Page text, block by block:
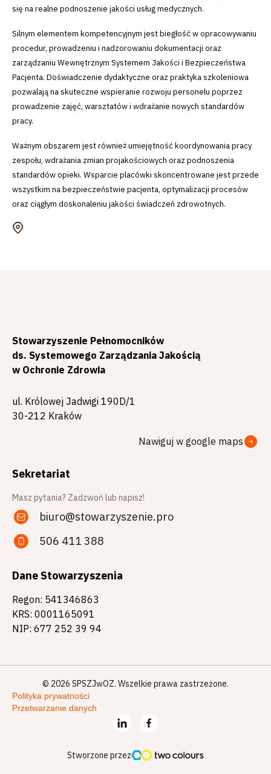
się na realne podnoszenie jakości usług medycznych.
Silnym elementem kompetencyjnym jest biegłość w opracowywaniu
procedur, prowadzeniu i nadzorowaniu dokumentacji oraz
zarządzaniu Wewnętrznym Systemem Jakości i Bezpieczeństwa
Pacjenta. Doświadczenie dydaktyczne oraz praktyka szkoleniowa
pozwalają na skuteczne wspieranie rozwoju personelu poprzez
prowadzenie zajęć, warsztatów i wdrażanie nowych standardów
pracy.
Ważnym obszarem jest również umiejętność koordynowania pracy
zespołu, wdrażania zmian projakościowych oraz podnoszenia
standardów opieki. Wsparcie placówki skoncentrowane jest przede
wszystkim na bezpieczeństwie pacjenta, optymalizacji procesów
oraz ciągłym doskonaleniu jakości świadczeń zdrowotnych.
Stowarzyszenie Pełnomocników
ds. Systemowego Zarządzania Jakością
w Ochronie Zdrowia
ul. Królowej Jadwigi 190D/1
30-212 Kraków
Nawiguj w google maps
Sekretariat
Masz pytania? Zadzwoń lub napisz!
biuro@stowarzyszenie.pro
506 411 388
Dane Stowarzyszenia
Regon: 541346863
KRS: 0001165091
NIP: 677 252 39 94
© 2026 SPSZJwOZ. Wszelkie prawa zastrzeżone.
Polityka prywatności
Przetwarzanie danych
Stworzone przez